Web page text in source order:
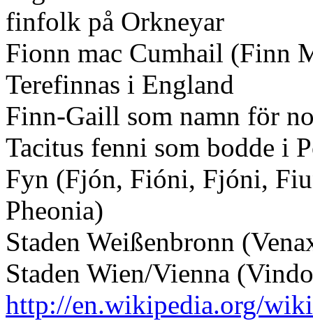
finfolk på Orkneyar
Fionn mac Cumhail (Finn
Terefinnas i England
Finn-Gaill som namn för
Tacitus fenni som bodde i
Fyn (Fjón, Fióni, Fjóni,
Pheonia)
Staden Weißenbronn
Staden Wien/Vienna
http://en.wikipedia.org/